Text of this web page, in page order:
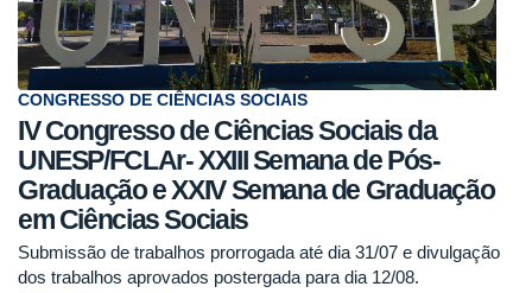
CONGRESSO DE CIÊNCIAS SOCIAIS
IV Congresso de Ciências Sociais da
UNESP/FCLAr- XXIII Semana de Pós-
Graduação e XXIV Semana de Graduação
em Ciências Sociais
Submissão de trabalhos prorrogada até dia 31/07 e divulgação
dos trabalhos aprovados postergada para dia 12/08.